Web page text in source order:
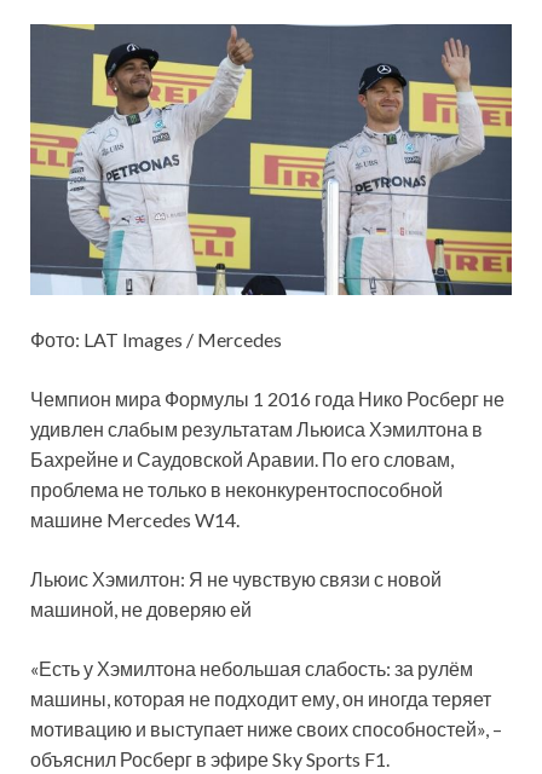
Фото: LAT Images / Mercedes
Чемпион мира Формулы 1 2016 года Нико Росберг не
удивлен слабым результатам Льюиса Хэмилтона в
Бахрейне и Саудовской Аравии. По его словам,
проблема не только в неконкурентоспособной
машине Mercedes W14.
Льюис Хэмилтон: Я не чувствую связи с новой
машиной, не доверяю ей
«Есть у Хэмилтона небольшая слабость: за рулём
машины, которая не подходит ему, он иногда теряет
мотивацию и выступает ниже своих способностей», –
объяснил Росберг в эфире Sky Sports F1.